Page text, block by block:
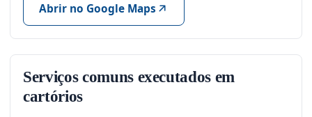
Abrir no Google Maps
Serviços comuns executados em
cartórios